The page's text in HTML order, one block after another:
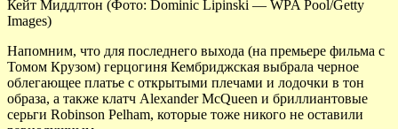
Кейт Миддлтон (Фото: Dominic Lipinski — WPA Pool/Getty
Images)
Напомним, что для последнего выхода (на премьере фильма с
Томом Крузом) герцогиня Кембриджская выбрала черное
облегающее платье с открытыми плечами и лодочки в тон
образа, а также клатч Alexander McQueen и бриллиантовые
серьги Robinson Pelham, которые тоже никого не оставили